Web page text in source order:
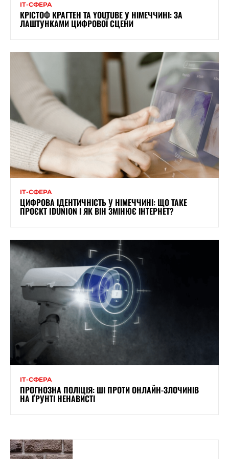
ІТ-СФЕРА
КРІСТОФ КРАГТЕН ТА YOUTUBE У НІМЕЧЧИНІ: ЗА
ЛАШТУНКАМИ ЦИФРОВОЇ СЦЕНИ
ІТ-СФЕРА
ЦИФРОВА ІДЕНТИЧНІСТЬ У НІМЕЧЧИНІ: ЩО ТАКЕ
ПРОЄКТ IDUNION І ЯК ВІН ЗМІНЮЄ ІНТЕРНЕТ?
ІТ-СФЕРА
ПРОГНОЗНА ПОЛІЦІЯ: ШІ ПРОТИ ОНЛАЙН-ЗЛОЧИНІВ
НА ҐРУНТІ НЕНАВИСТІ